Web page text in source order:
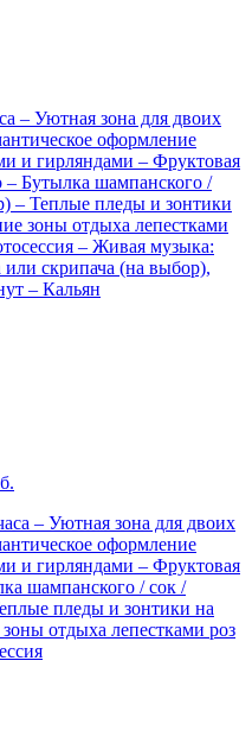
– Уютная зона для двоих
оформление
и гирляндами – Фруктовая
Бутылка шампанского /
– Теплые пледы и зонтики
зоны отдыха лепестками
– Живая музыка:
скрипача (на выбор),
– Кальян
– Уютная зона для двоих
оформление
и гирляндами – Фруктовая
шампанского / сок /
пледы и зонтики на
отдыха лепестками роз